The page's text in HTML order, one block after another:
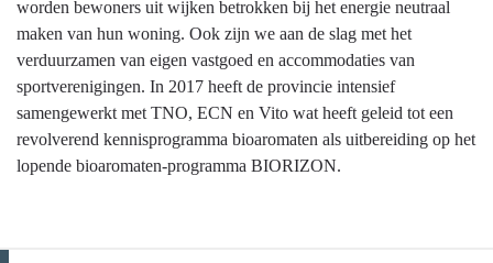
worden bewoners uit wijken betrokken bij het energie neutraal
maken van hun woning. Ook zijn we aan de slag met het
verduurzamen van eigen vastgoed en accommodaties van
sportverenigingen. In 2017 heeft de provincie intensief
samengewerkt met TNO, ECN en Vito wat heeft geleid tot een
revolverend kennisprogramma bioaromaten als uitbereiding op het
lopende bioaromaten-programma BIORIZON.